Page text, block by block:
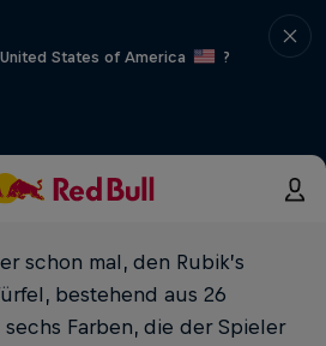
States of America
?
schon mal, den Rubik’s
bestehend aus 26
Farben, die der Spieler